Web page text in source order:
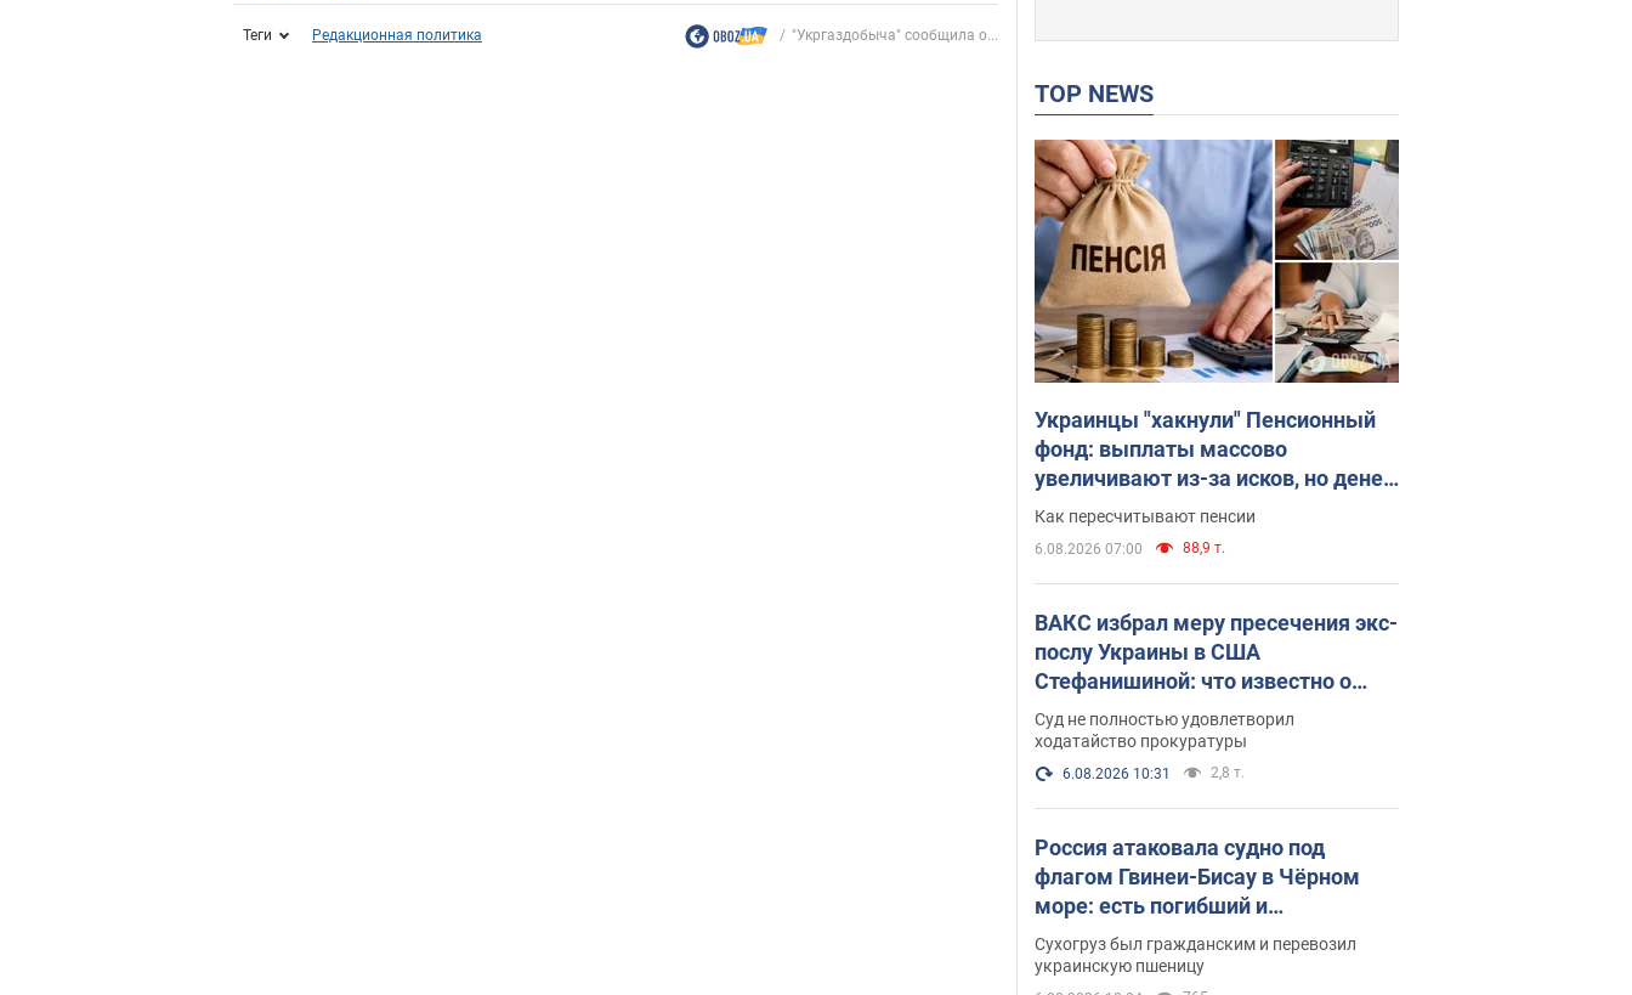
Теги Редакционная политика "Укргаздобыча" сообщила о...
TOP NEWS
Украинцы "хакнули" Пенсионный
фонд: выплаты массово
увеличивают из-за исков, но денег
не хватает
Как пересчитывают пенсии
6.08.2026 07:00 88,9 т.
ВАКС избрал меру пресечения экс-
послу Украины в США
Стефанишиной: что известно о
деле
Суд не полностью удовлетворил
ходатайство прокуратуры
6.08.2026 10:31 2,8 т.
Россия атаковала судно под
флагом Гвинеи-Бисау в Чёрном
море: есть погибший и
пострадавшие
Сухогруз был гражданским и перевозил
украинскую пшеницу